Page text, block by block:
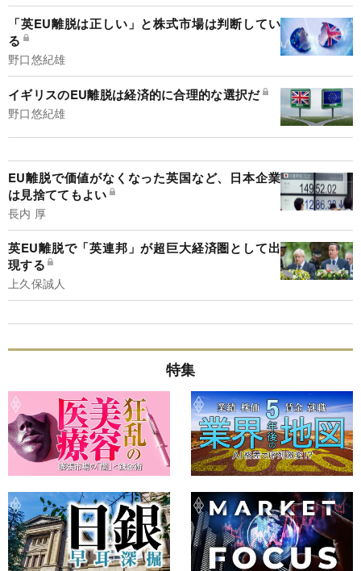
「英EU離脱は正しい」と株式市場は判断してい
る
野口悠紀雄
イギリスのEU離脱は経済的に合理的な選択だ
野口悠紀雄
EU離脱で価値がなくなった英国など、日本企業
は見捨ててもよい
長内 厚
英EU離脱で「英連邦」が超巨大経済圏として出
現する
上久保誠人
特集